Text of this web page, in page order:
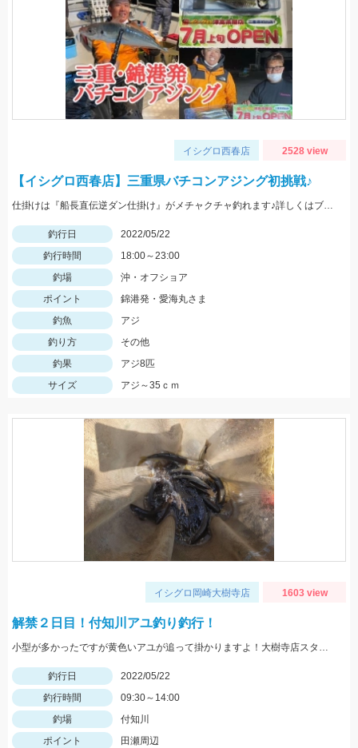
イシグロ西春店 2528 view
【イシグロ西春店】三重県バチコンアジング初挑戦♪
仕掛けは『船長直伝逆ダン仕掛け』がメチャクチャ釣れます♪詳しくはブログをご覧ください‼
釣行日
2022/05/22
釣行時間
18:00～23:00
釣場
沖・オフショア
ポイント
錦港発・愛海丸さま
釣魚
アジ
釣り方
その他
釣果
アジ8匹
サイズ
アジ～35ｃｍ
イシグロ岡崎大樹寺店 1603 view
解禁２日目！付知川アユ釣り釣行！
小型が多かったですが黄色いアユが追って掛かりますよ！大樹寺店スタッフ岩崎釣行
釣行日
2022/05/22
釣行時間
09:30～14:00
釣場
付知川
ポイント
田瀬周辺